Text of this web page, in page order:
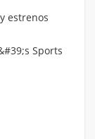
estrenos
Sports